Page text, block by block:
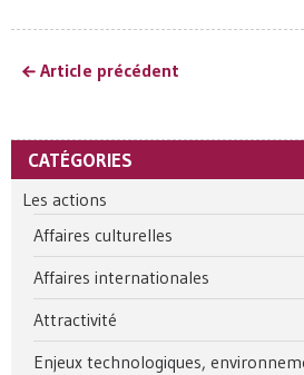
Article précédent
CATÉGORIES
Les actions
Affaires culturelles
Affaires internationales
Attractivité
Enjeux technologiques,